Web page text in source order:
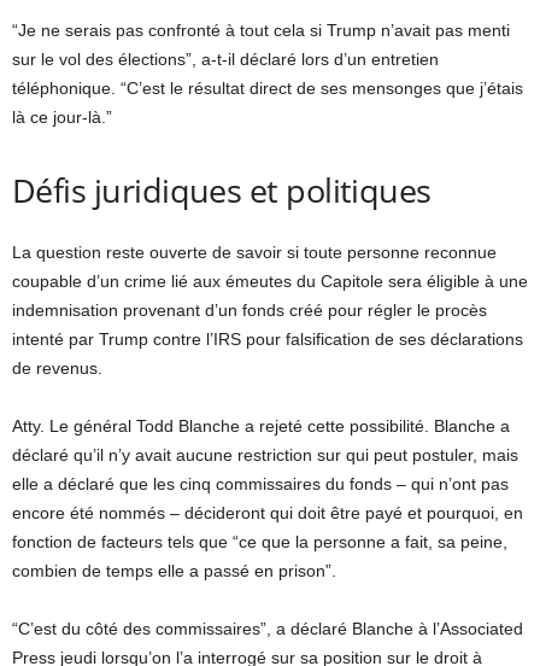
“Je ne serais pas confronté à tout cela si Trump n’avait pas menti
sur le vol des élections”, a-t-il déclaré lors d’un entretien
téléphonique. “C’est le résultat direct de ses mensonges que j’étais
là ce jour-là.”
Défis juridiques et politiques
La question reste ouverte de savoir si toute personne reconnue
coupable d’un crime lié aux émeutes du Capitole sera éligible à une
indemnisation provenant d’un fonds créé pour régler le procès
intenté par Trump contre l’IRS pour falsification de ses déclarations
de revenus.
Atty. Le général Todd Blanche a rejeté cette possibilité. Blanche a
déclaré qu’il n’y avait aucune restriction sur qui peut postuler, mais
elle a déclaré que les cinq commissaires du fonds – qui n’ont pas
encore été nommés – décideront qui doit être payé et pourquoi, en
fonction de facteurs tels que “ce que la personne a fait, sa peine,
combien de temps elle a passé en prison”.
“C’est du côté des commissaires”, a déclaré Blanche à l’Associated
Press jeudi lorsqu’on l’a interrogé sur sa position sur le droit à